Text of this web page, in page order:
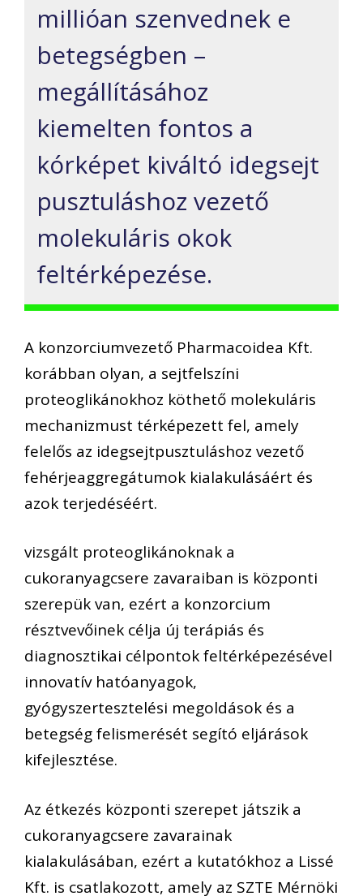
millióan szenvednek e
betegségben –
megállításához
kiemelten fontos a
kórképet kiváltó idegsejt
pusztuláshoz vezető
molekuláris okok
feltérképezése.
A konzorciumvezető Pharmacoidea Kft.
korábban olyan, a sejtfelszíni
proteoglikánokhoz köthető molekuláris
mechanizmust térképezett fel, amely
felelős az idegsejtpusztuláshoz vezető
fehérjeaggregátumok kialakulásáért és
azok terjedéséért.
vizsgált proteoglikánoknak a
cukoranyagcsere zavaraiban is központi
szerepük van, ezért a konzorcium
résztvevőinek célja új terápiás és
diagnosztikai célpontok feltérképezésével
innovatív hatóanyagok,
gyógyszertesztelési megoldások és a
betegség felismerését segító eljárások
kifejlesztése.
Az étkezés központi szerepet játszik a
cukoranyagcsere zavarainak
kialakulásában, ezért a kutatókhoz a Lissé
Kft. is csatlakozott, amely az SZTE Mérnöki